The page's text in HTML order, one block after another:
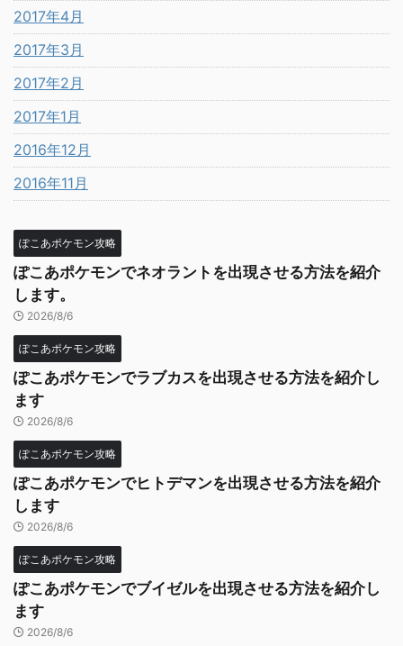
2017年4月
2017年3月
2017年2月
2017年1月
2016年12月
2016年11月
ぽこあポケモン攻略
ぽこあポケモンでネオラントを出現させる方法を紹介
します。
2026/8/6
ぽこあポケモン攻略
ぽこあポケモンでラブカスを出現させる方法を紹介し
ます
2026/8/6
ぽこあポケモン攻略
ぽこあポケモンでヒトデマンを出現させる方法を紹介
します
2026/8/6
ぽこあポケモン攻略
ぽこあポケモンでブイゼルを出現させる方法を紹介し
ます
2026/8/6